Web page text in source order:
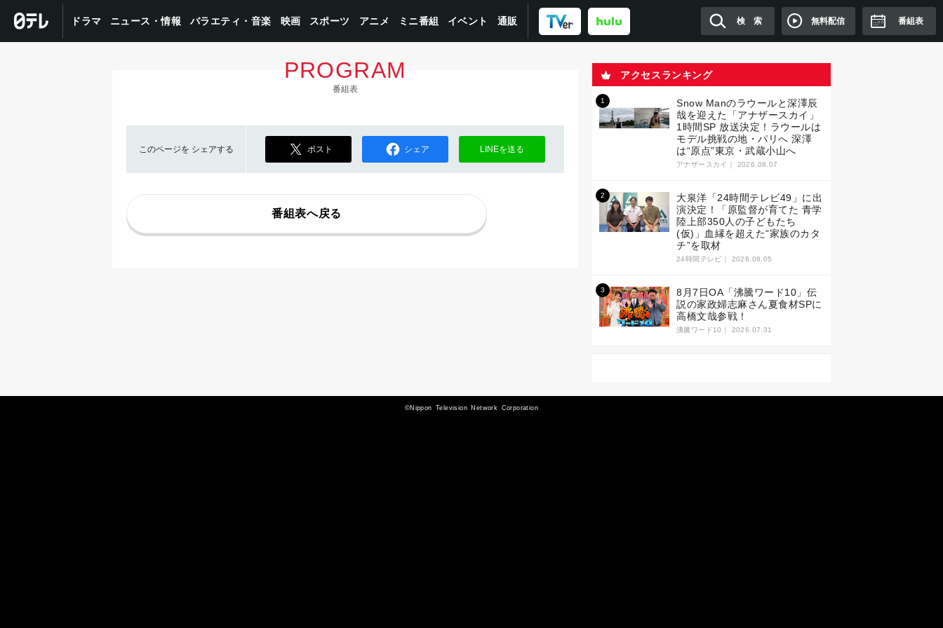
ドラマ ニュース・情報 バラエティ・音楽 映画 スポーツ アニメ ミニ番組 イベント 通販 検 索 無料配信 番組表
PROGRAM
番組表
このページを シェアする ポスト シェア LINEを送る
番組表へ戻る
アクセスランキング
Snow Manのラウールと深澤辰
哉を迎えた「アナザースカイ」
1時間SP 放送決定！ラウールは
モデル挑戦の地・パリへ 深澤
は“原点”東京・武蔵小山へ
アナザースカイ｜ 2026.08.07
大泉洋「24時間テレビ49」に出
演決定！「原監督が育てた 青学
陸上部350人の子どもたち
(仮)」血縁を超えた“家族のカタ
チ”を取材
24時間テレビ｜ 2026.08.05
8月7日OA「沸騰ワード10」伝
説の家政婦志麻さん夏食材SPに
高橋文哉参戦！
沸騰ワード10｜ 2026.07.31
©Nippon Television Network Corporation